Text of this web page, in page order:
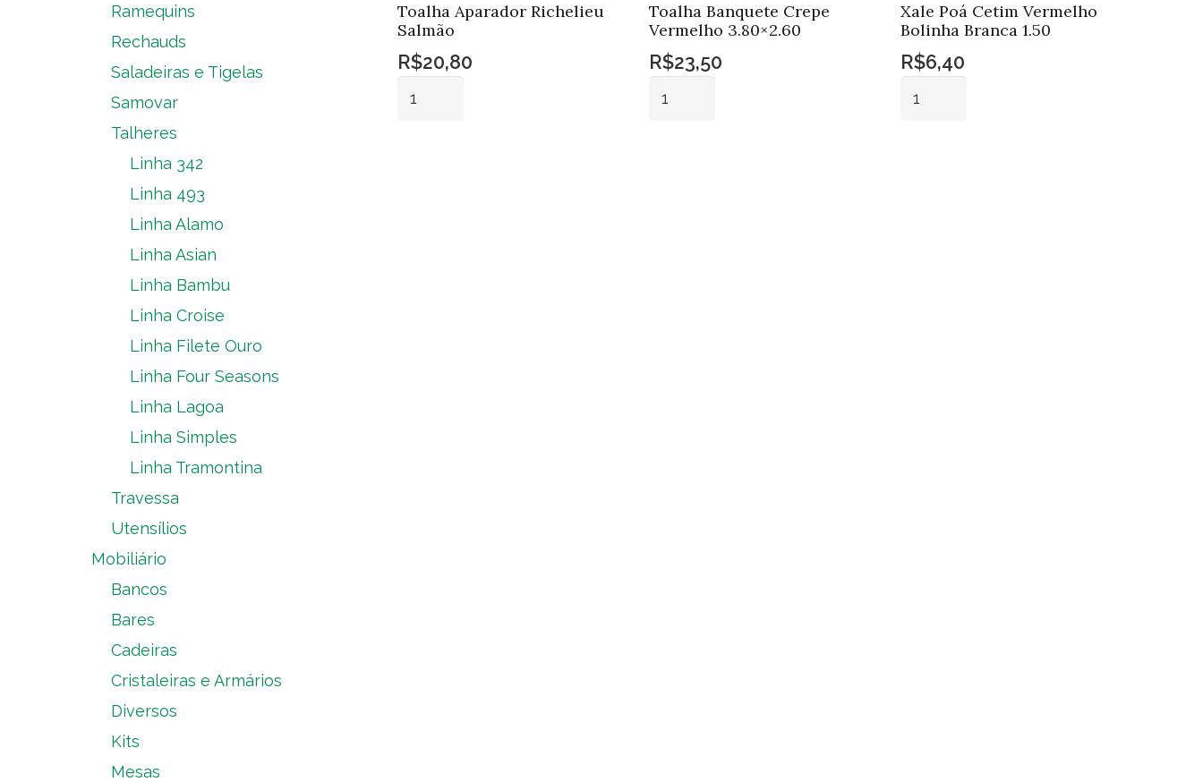
Toalha Aparador Richelieu
Salmão
R$20,80
Toalha Banquete Crepe
Vermelho 3.80×2.60
R$23,50
Xale Poá Cetim Vermelho
Bolinha Branca 1.50
R$6,40
Ramequins
Rechauds
Saladeiras e Tigelas
Samovar
Talheres
Linha 342
Linha 493
Linha Alamo
Linha Asian
Linha Bambu
Linha Croise
Linha Filete Ouro
Linha Four Seasons
Linha Lagoa
Linha Simples
Linha Tramontina
Travessa
Utensílios
Mobiliário
Bancos
Bares
Cadeiras
Cristaleiras e Armários
Diversos
Kits
Mesas